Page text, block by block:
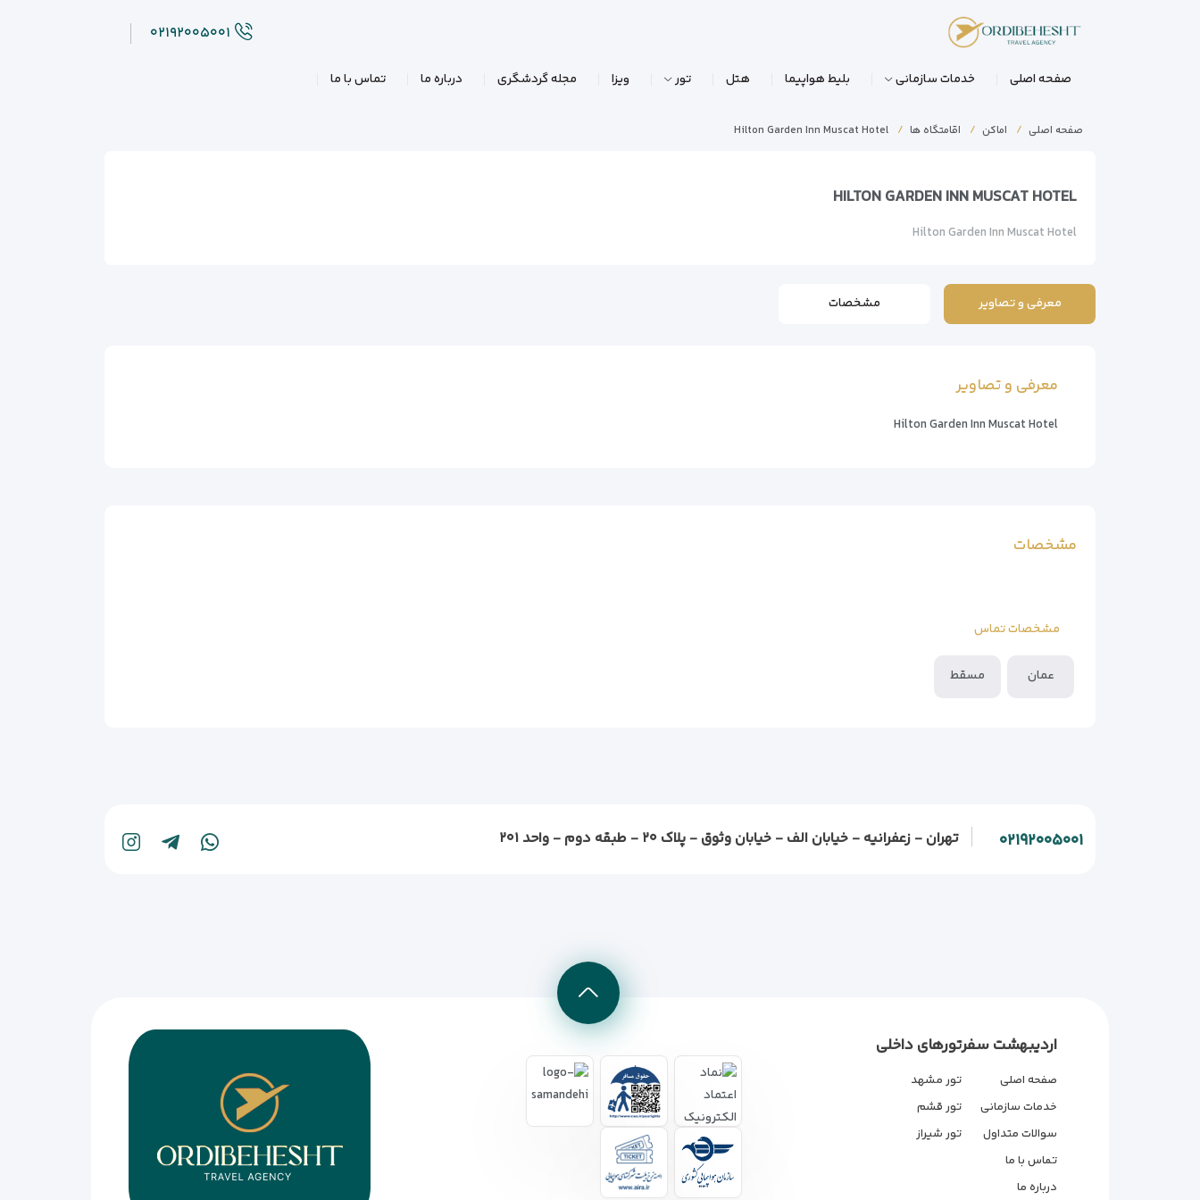
۰۲۱۹۲۰۰۵۰۰۱
صفحه اصلی خدمات سازمانی بلیط هواپیما هتل تور ویزا مجله گردشگری درباره ما تماس با ما
صفحه اصلی اماکن اقامتگاه ها Hilton Garden Inn Muscat Hotel
HILTON GARDEN INN MUSCAT HOTEL
Hilton Garden Inn Muscat Hotel
معرفی و تصاویر مشخصات
معرفی و تصاویر
Hilton Garden Inn Muscat Hotel
مشخصات
مشخصات تماس
عمان مسقط
۰۲۱۹۲۰۰۵۰۰۱ تهران - زعفرانیه - خیابان الف - خیابان وثوق - پلاک ۲۰ - طبقه دوم - واحد ۲۰۱
اردیبهشت سفر
صفحه اصلی
خدمات سازمانی
سوالات متداول
تماس با ما
درباره ما
تورهای داخلی
تور مشهد
تور قشم
تور شیراز